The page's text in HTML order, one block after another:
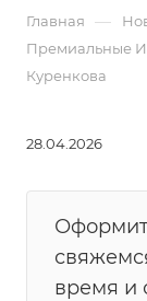
Главная —
Премиальные
Куренкова
28.04.2026
время и